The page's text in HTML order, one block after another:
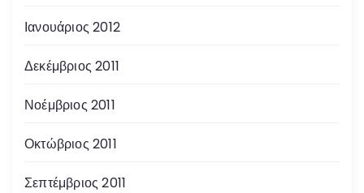
Ιανουάριος 2012
Δεκέμβριος 2011
Νοέμβριος 2011
Οκτώβριος 2011
Σεπτέμβριος 2011